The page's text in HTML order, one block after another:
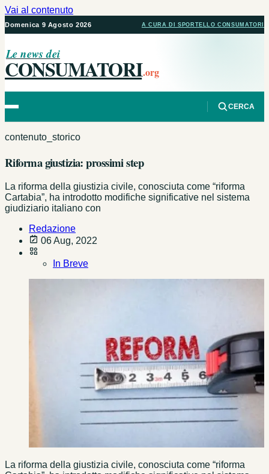
Vai al contenuto
Domenica 9 Agosto 2026 A CURA DI SPORTELLO CONSUMATORI
Le news dei
CONSUMATORI.org
CERCA
contenuto_storico
Riforma giustizia: prossimi step
La riforma della giustizia civile, conosciuta come “riforma
Cartabia”, ha introdotto modifiche significative nel sistema
giudiziario italiano con
Redazione
06 Aug, 2022
In Breve
La riforma della giustizia civile, conosciuta come “riforma